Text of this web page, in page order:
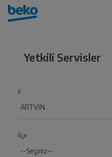
Yetkili Servisler
İl
İlçe